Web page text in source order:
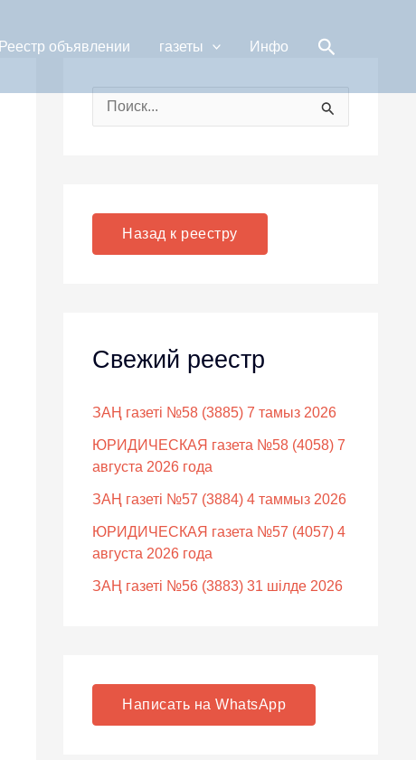
Реестр объявлении газеты Инфо Поиск
:
Назад к реестру
Свежий реестр
ЗАҢ газеті №58 (3885) 7 тамыз 2026
ЮРИДИЧЕСКАЯ газета №58 (4058) 7
августа 2026 года
ЗАҢ газеті №57 (3884) 4 таммыз 2026
ЮРИДИЧЕСКАЯ газета №57 (4057) 4
августа 2026 года
ЗАҢ газеті №56 (3883) 31 шілде 2026
Написать на WhatsApp